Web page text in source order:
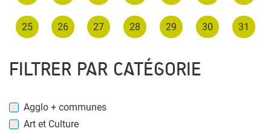
25 26 27 28 29 30 31
FILTRER PAR CATÉGORIE
Agglo + communes
Art et Culture